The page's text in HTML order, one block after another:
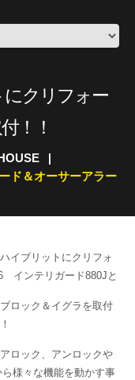
クリフォー
！！
ド＆オーサーアラー
イブリットにクリフォ
インテリガード880Jと
ロック＆イグラを取付
ロック、アンロックや
様々な機能を動かす事